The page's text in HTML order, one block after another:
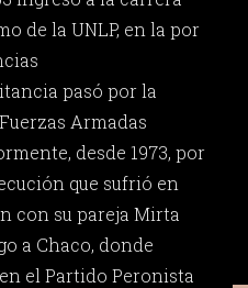
de la UNLP, en la por
pasó por la
Armadas
desde 1973, por
que sufrió en
con su pareja Mirta
a Chaco, donde
el Partido Peronista